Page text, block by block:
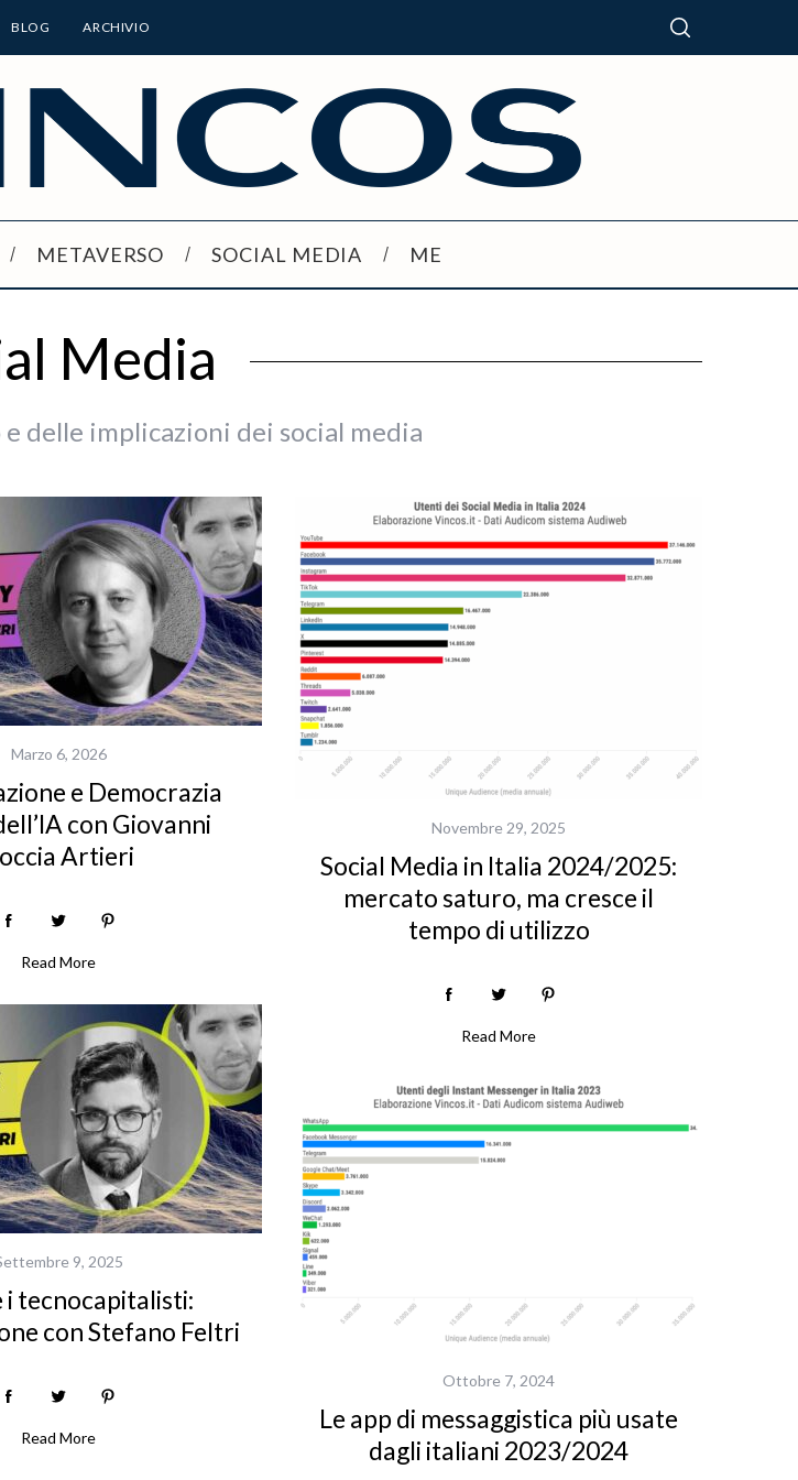
BLOG ARCHIVIO
METAVERSO SOCIAL MEDIA ME
Media
delle implicazioni dei social media
Marzo 6, 2026
e Democrazia
con Giovanni
Artieri
Read More
Novembre 29, 2025
Social Media in Italia 2024/2025:
mercato saturo, ma cresce il
tempo di utilizzo
Read More
9, 2025
i tecnocapitalisti:
con Stefano Feltri
Read More
Ottobre 7, 2024
Le app di messaggistica più usate
dagli italiani 2023/2024